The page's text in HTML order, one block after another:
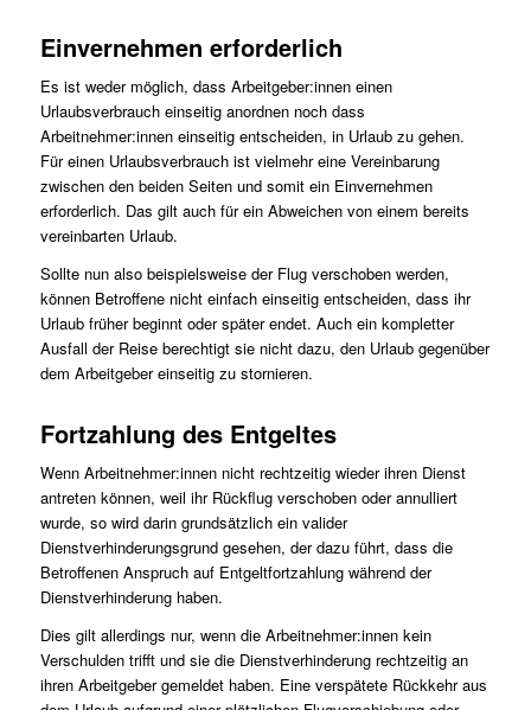
Einvernehmen erforderlich
Es ist weder möglich, dass Arbeitgeber:innen einen
Urlaubsverbrauch einseitig anordnen noch dass
Arbeitnehmer:innen einseitig entscheiden, in Urlaub zu gehen.
Für einen Urlaubsverbrauch ist vielmehr eine Vereinbarung
zwischen den beiden Seiten und somit ein Einvernehmen
erforderlich. Das gilt auch für ein Abweichen von einem bereits
vereinbarten Urlaub.
Sollte nun also beispielsweise der Flug verschoben werden,
können Betroffene nicht einfach einseitig entscheiden, dass ihr
Urlaub früher beginnt oder später endet. Auch ein kompletter
Ausfall der Reise berechtigt sie nicht dazu, den Urlaub gegenüber
dem Arbeitgeber einseitig zu stornieren.
Fortzahlung des Entgeltes
Wenn Arbeitnehmer:innen nicht rechtzeitig wieder ihren Dienst
antreten können, weil ihr Rückflug verschoben oder annulliert
wurde, so wird darin grundsätzlich ein valider
Dienstverhinderungsgrund gesehen, der dazu führt, dass die
Betroffenen Anspruch auf Entgeltfortzahlung während der
Dienstverhinderung haben.
Dies gilt allerdings nur, wenn die Arbeitnehmer:innen kein
Verschulden trifft und sie die Dienstverhinderung rechtzeitig an
ihren Arbeitgeber gemeldet haben. Eine verspätete Rückkehr aus